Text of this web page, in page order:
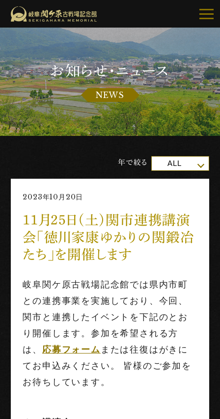
記念館について
ご利用案内
お知らせ
世界三大古戦場
1階映像展示予約
団体利用
English Français 中文（繁体字） 中文（简化字）
お知らせ・ニュース
NEWS
年で絞る ALL
2023年10月20日
11月25日(土)関市連携講演
会「徳川家康ゆかりの関鍛冶
たち」を開催します
岐阜関ケ原古戦場記念館では県内市町
との連携事業を実施しており、今回、
関市と連携したイベントを下記のとお
り開催します。参加を希望 される方
は、 応募フォーム または往復はがきに
てお申込みください。 皆様のご参加を
お待ちしています。